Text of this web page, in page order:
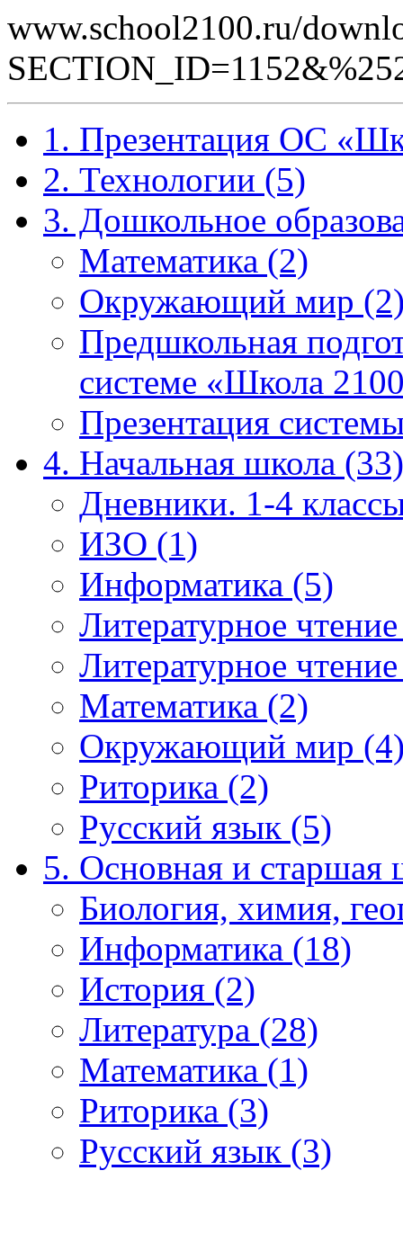
www.school2100.ru/
1. Презентация ОС
2. Технологии (5)
3. Дошкольное
Математика (2)
Окружающий мир
Предшкольная
системе «Школа
Презентация
4. Начальная школа (33)
Дневники. 1-4
ИЗО (1)
Информатика (5)
Литературное
Литературное
Математика (2)
Окружающий мир
Риторика (2)
Русский язык (5)
5. Основная и старшая
Биология, химия,
Информатика (18)
История (2)
Литература (28)
Математика (1)
Риторика (3)
Русский язык (3)